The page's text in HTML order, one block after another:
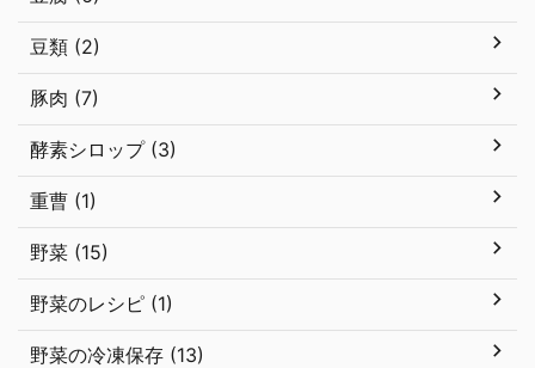
豆類 (2)
豚肉 (7)
酵素シロップ (3)
重曹 (1)
野菜 (15)
野菜のレシピ (1)
野菜の冷凍保存 (13)